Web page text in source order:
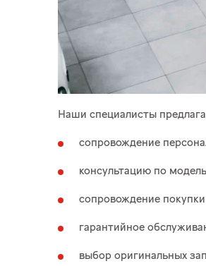
Наши специалисты
сопровождение
консультацию по
сопровождение
гарантийное
выбор оригинальных